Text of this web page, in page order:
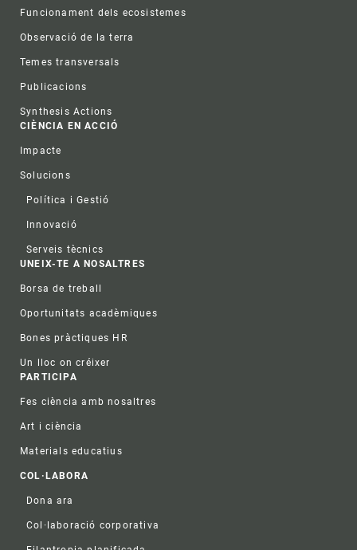
Funcionament dels ecosistemes
Observació de la terra
Temes transversals
Publicacions
Synthesis Actions
CIÈNCIA EN ACCIÓ
Impacte
Solucions
Política i Gestió
Innovació
Serveis tècnics
UNEIX-TE A NOSALTRES
Borsa de treball
Oportunitats acadèmiques
Bones pràctiques HR
Un lloc on créixer
PARTICIPA
Fes ciència amb nosaltres
Art i ciència
Materials educatius
COL·LABORA
Dona ara
Col·laboració corporativa